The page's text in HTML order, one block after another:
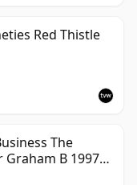
Red Thistle
The
B 1997